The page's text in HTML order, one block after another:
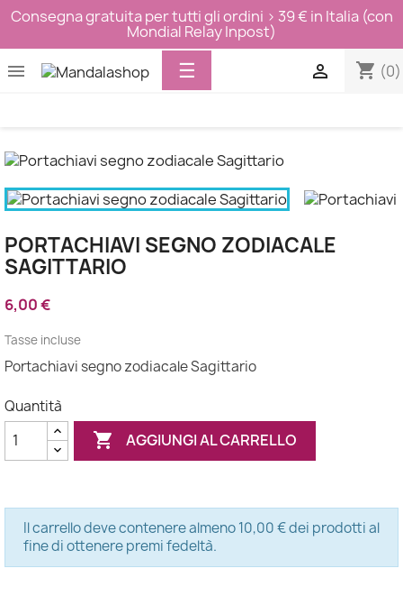
Consegna gratuita per tutti gli ordini > 39 € in Italia (con
Mondial Relay Inpost)
 shopping_cart (0)

Toggle
navigation
☰
PORTACHIAVI SEGNO ZODIACALE
SAGITTARIO
6,00 €
Tasse incluse
Portachiavi segno zodiacale Sagittario
Quantità
 AGGIUNGI AL CARRELLO
Il carrello deve contenere almeno 10,00 € dei prodotti al
fine di ottenere premi fedeltà.